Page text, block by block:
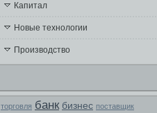
Капитал
Новые технологии
Производство
торговля банк бизнес поставщик